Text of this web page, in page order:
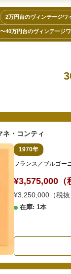
2万円台のヴィンテージワ
40万円台のヴィンテージ
ネ・コンティ
1970年
フランス／ブルゴー
¥3,575,000（
¥3,250,000（税抜
在庫: 1本